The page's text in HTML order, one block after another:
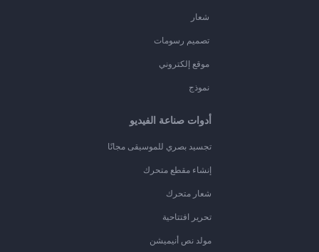
شعار
تصميم رسومات
موقع إلكتروني
نموذج
أدوات صناعة الفيديو
تجسيد بصري للموسيقى مجانًا
إنشاء مقطع متحرك
شعار متحرك
تحرير افتتاحية
مولد نص أنيميشن